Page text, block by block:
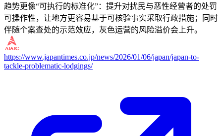
趋势更像“可执行的标准化”：提升对扰民与恶性经营者的处罚
可操作性，让地方更容易基于可核验事实采取行政措施；同时
伴随个案查处的示范效应，灰色运营的风险溢价会上升。
https://www.japantimes.co.jp/news/2026/01/06/japan/japan-to-
tackle-problematic-lodgings/